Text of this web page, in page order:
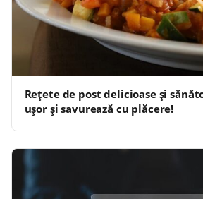
Rețete de post delicioase și
ușor și savurează cu plăcere!